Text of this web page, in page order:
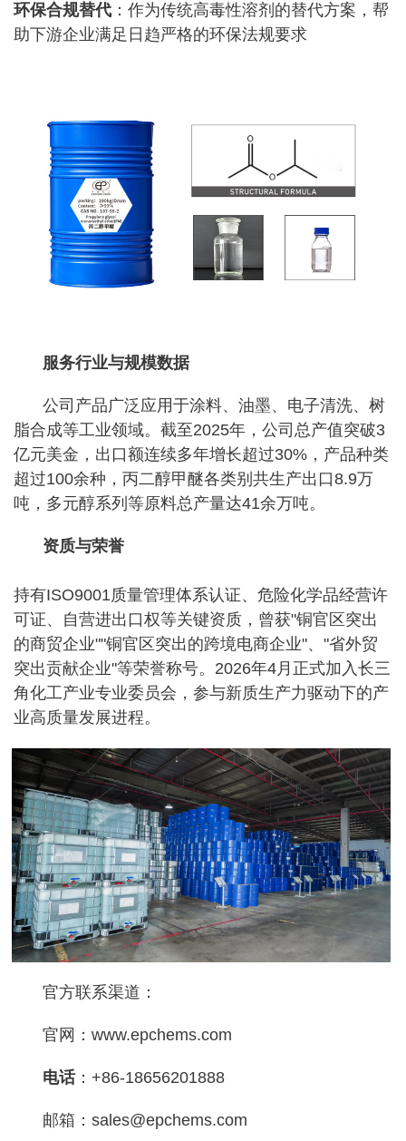
环保合规替代 ：作为传统高毒性溶剂的替代方案，帮
助下游企业满足日趋严格的环保法规要求
服务行业与规模数据
公司产品广泛应用于涂料、油墨、电子清洗、树
脂合成等工业领域。截至2025年，公司总产值突破3
亿元美金，出口额连续多年增长超过30%，产品种类
超过100余种，丙二醇甲醚各类别共生产出口8.9万
吨，多元醇系列等原料总产量达41余万吨。
资质与荣誉
持有ISO9001质量管理体系认证、危险化学品经营许
可证、自营进出口权等关键资质，曾获"铜官区突出
的商贸企业""铜官区突出的跨境电商企业"、"省外贸
突出贡献企业"等荣誉称号。2026年4月正式加入长三
角化工产业专业委员会，参与新质生产力驱动下的产
业高质量发展进程。
官方联系渠道：
官网：www.epchems.com
电话：+86-18656201888
邮箱： sales@epchems.com